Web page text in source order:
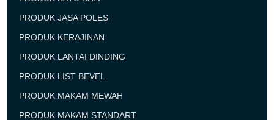
PRODUK JASA POLES
PRODUK KERAJINAN
PRODUK LANTAI DINDING
PRODUK LIST BEVEL
PRODUK MAKAM MEWAH
PRODUK MAKAM STANDART